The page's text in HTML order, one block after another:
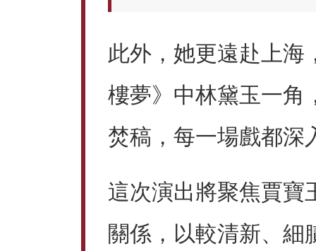
此外，她更遠赴上海
樓夢》中林黛玉一角
焚稿，每一場戲都深
這次演出將聚焦賈寶
關係，以較清新、細